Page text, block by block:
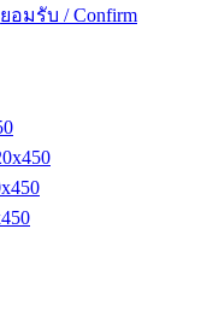
ยอมรับ / Confirm